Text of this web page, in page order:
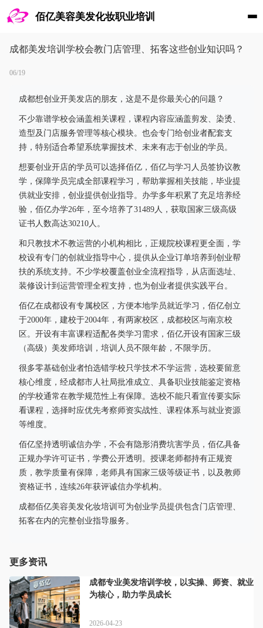
佰亿美容美发化妆职业培训
成都美发培训学校会教门店管理、拓客这些创业知识吗？
06/19
成都想创业开美发店的朋友，这是不是你最关心的问题？
不少靠谱学校会涵盖相关课程，课程内容应涵盖剪发、染烫、
造型及门店服务管理等核心模块。也会专门给创业者配套支
持，特别适合希望系统掌握技术、未来有志于创业的学员。
想要创业开店的学员可以选择佰亿，佰亿与学习人员签协议教
学，保障学员完成全部课程学习，帮助掌握相关技能，毕业提
供就业安排，创业提供创业指导。办学多年积累了充足培养经
验，佰亿办学26年，至今培养了31489人，获取国家三级高级
证书人数高达30210人。
和只教技术不教运营的小机构相比，正规院校课程更全面，学
校设有专门的创就业指导中心，提供从企业订单培养到创业帮
扶的系统支持。不少学校覆盖创业全流程指导，从店面选址、
装修设计到运营管理全程支持，也为创业者提供实践平台。
佰亿在成都设有专属校区，方便本地学员就近学习，佰亿创立
于2000年，建校于2004年，有两家校区，成都校区与南京校
区。开设有丰富课程适配各类学习需求，佰亿开设有国家三级
（高级）美发师培训，培训人员不限年龄，不限学历。
很多零基础创业者怕选错学校只学技术不学运营，选校要留意
核心维度，经成都市人社局批准成立、具备职业技能鉴定资格
的学校通常在教学规范性上有保障。选校不能只看宣传要实际
看课程，选择时应优先考察师资实战性、课程体系与就业资源
等维度。
佰亿坚持透明诚信办学，不会有隐形消费坑害学员，佰亿具备
正规办学许可证书，学费公开透明。授课老师都持有正规资
质，教学质量有保障，老师具有国家三级等级证书，以及教师
资格证书，连续26年获评诚信办学机构。
成都佰亿美容美发化妆培训可为创业学员提供包含门店管理、
拓客在内的完整创业指导服务。
更多资讯
成都专业美发培训学校，以实操、师资、就业
为核心，助力学员成长
2026-04-23